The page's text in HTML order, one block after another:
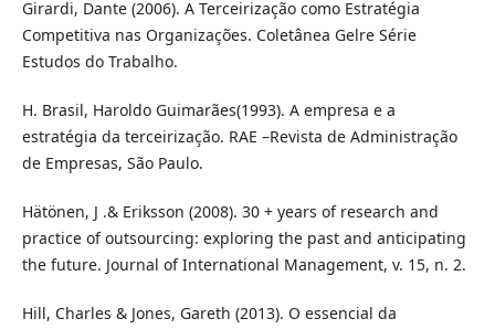
Girardi, Dante (2006). A Terceirização como Estratégia
Competitiva nas Organizações. Coletânea Gelre Série
Estudos do Trabalho.
H. Brasil, Haroldo Guimarães(1993). A empresa e a
estratégia da terceirização. RAE –Revista de Administração
de Empresas, São Paulo.
Hätönen, J .& Eriksson (2008). 30 + years of research and
practice of outsourcing: exploring the past and anticipating
the future. Journal of International Management, v. 15, n. 2.
Hill, Charles & Jones, Gareth (2013). O essencial da